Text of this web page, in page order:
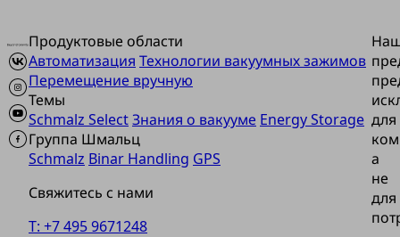
Продуктовые области
Автоматизация Технологии вакуумных зажимов
Перемещение вручную
Темы
Schmalz SelectЗнания о вакууме Energy Storage
Группа Шмальц
Schmalz Binar Handling GPS
Свяжитесь с нами
T: +7 495 9671248
для
а
не
для